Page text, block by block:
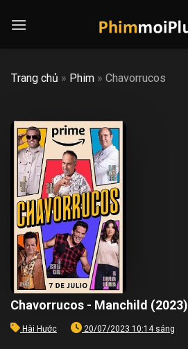
Trang chủ » Phim » Chavorrucos
Chavorrucos - Manchild (2023)
Hài Hước 20/07/2023 10:14 sáng